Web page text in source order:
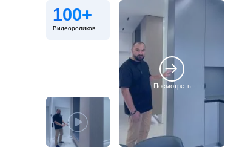
100+
Видеороликов
Посмотреть